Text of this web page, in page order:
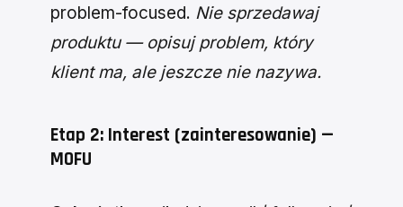
problem-focused. Nie sprzedawaj
produktu — opisuj problem, który
klient ma, ale jeszcze nie nazywa.
Etap 2: Interest (zainteresowanie) —
MOFU